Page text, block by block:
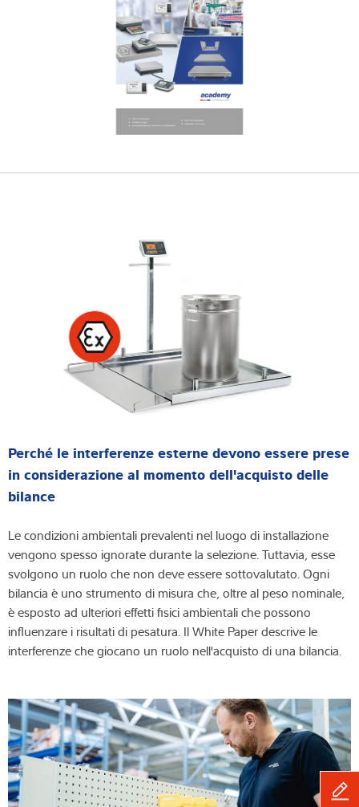
Perché le interferenze esterne devono essere prese
in considerazione al momento dell'acquisto delle
bilance
Le condizioni ambientali prevalenti nel luogo di installazione
vengono spesso ignorate durante la selezione. Tuttavia, esse
svolgono un ruolo che non deve essere sottovalutato. Ogni
bilancia è uno strumento di misura che, oltre al peso nominale,
è esposto ad ulteriori effetti fisici ambientali che possono
influenzare i risultati di pesatura. Il White Paper descrive le
interferenze che giocano un ruolo nell'acquisto di una bilancia.